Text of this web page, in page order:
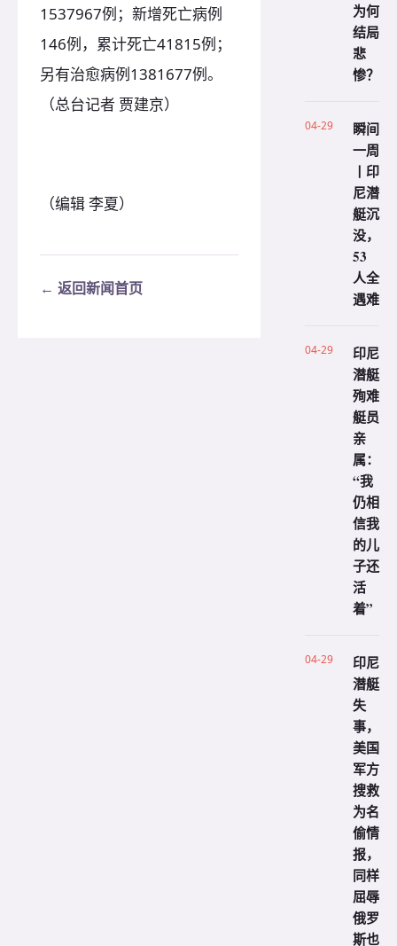
1537967例；新增死亡病例
146例，累计死亡41815例；
另有治愈病例1381677例。
（总台记者 贾建京）
（编辑 李夏）
← 返回新闻首页
为何
结局
悲
惨？
04-29
瞬间
一周
丨印
尼潜
艇沉
没，
53
人全
遇难
04-29
印尼
潜艇
殉难
艇员
亲
属：
“我
仍相
信我
的儿
子还
活
着”
04-29
印尼
潜艇
失
事，
美国
军方
搜救
为名
偷情
报，
同样
屈辱
俄罗
斯也